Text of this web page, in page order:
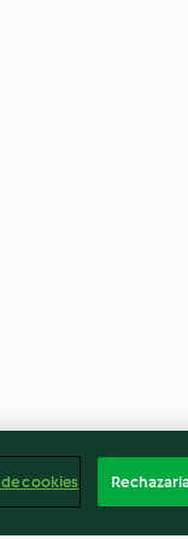
cookies